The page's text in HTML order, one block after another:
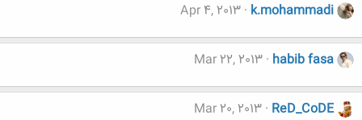
k.mohammadi
Apr 4, 2013
habib fasa
Mar 22, 2013
ReD_CoDE
Mar 20, 2013